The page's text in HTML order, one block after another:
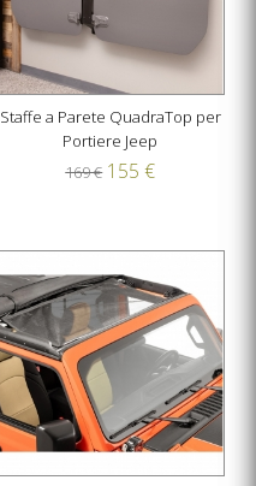
Staffe a Parete QuadraTop per
Portiere Jeep
169 € 155 €